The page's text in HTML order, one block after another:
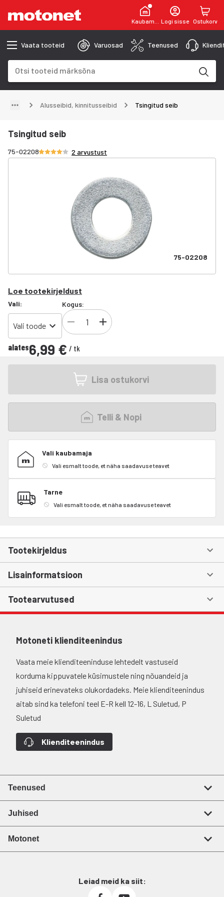
KaubamajaLogi sisse Ostukorv
Vaata tooteid Varuosad Teenused
Alusseibid, kinnitusseibid Tsingitud seib
Tsingitud seib
75-02208Hinnang 4/5 tähte
2 arvustust
75-02208
Loe tootekirjeldust
Vali:
Vali toode
Kogus:
alates6,99 € / tk
Lisa ostukorvi
Telli & Nopi
Vali kaubamaja
Vali esmalt toode, et näha saadavuse teavet
Tarne
Vali esmalt toode, et näha saadavuse teavet
Tootekirjeldus
Lisainformatsioon
Tootearvutused
Motoneti klienditeenindus
Vaata meie klienditeeninduse lehtedelt vastuseid
korduma kippuvatele küsimustele ning nõuandeid ja
juhiseid erinevateks olukordadeks. Meie klienditeenindus
aitab sind ka telefoni teel E-R kell 12-16, L Suletud, P
Suletud
Klienditeenindus
Teenused
Juhised
Motonet
Leiad meid ka siit: